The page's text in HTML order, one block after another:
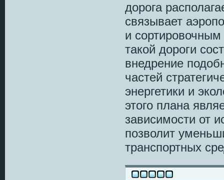
дорога
связывает
и
такой дороги
внедрение
частей
энергетики и
этого плана
зависимости от
позволит
транспортных